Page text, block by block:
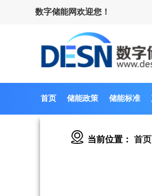
数字储能网欢迎您！
首页 储能政策 储能标准
当前位置： 首页